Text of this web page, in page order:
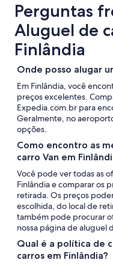
Perguntas
Aluguel de
Finlândia
Onde posso alugar
Em Finlândia, você
preços excelentes.
Expedia.com.br para
Geralmente, no
opções.
Como encontro as
carro Van em
Você pode ver todas as
Finlândia e comparar os
retirada. Os preços
escolhida, do local de
também pode procurar
nossa página de aluguel
Qual é a política de
carros em Finlândia?